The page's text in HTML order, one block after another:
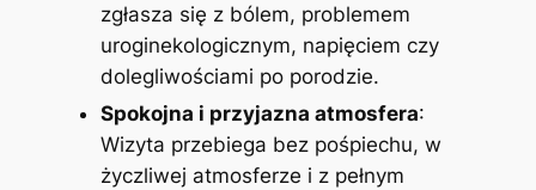
zgłasza się z bólem, problemem
uroginekologicznym, napięciem czy
dolegliwościami po porodzie.
Spokojna i przyjazna atmosfera:
Wizyta przebiega bez pośpiechu, w
życzliwej atmosferze i z pełnym